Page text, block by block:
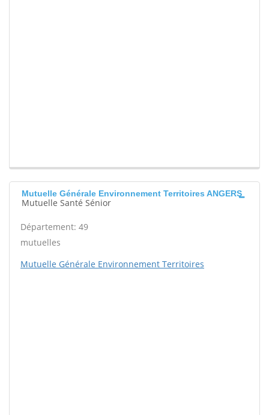
Mutuelle Générale Environnement Territoires ANGERS
Mutuelle Santé Sénior
Département: 49
mutuelles
Mutuelle Générale Environnement Territoires